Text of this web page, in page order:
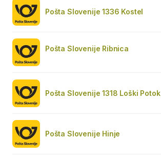
Pošta Slovenije 1336 Kostel
Pošta Slovenije Ribnica
Pošta Slovenije 1318 Loški Potok
Pošta Slovenije Hinje